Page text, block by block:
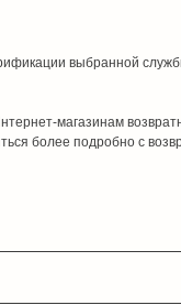
выбранной
магазинам
более подробно с